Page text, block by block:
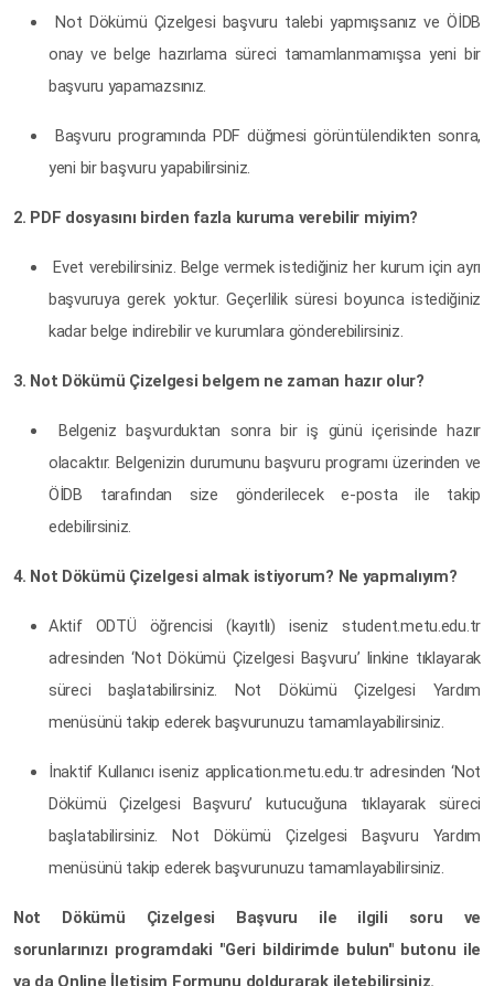
Not Dökümü Çizelgesi başvuru talebi yapmışsanız ve ÖİDB
onay ve belge hazırlama süreci tamamlanmamışsa yeni bir
başvuru yapamazsınız.
Başvuru programında PDF düğmesi görüntülendikten sonra,
yeni bir başvuru yapabilirsiniz.
2. PDF dosyasını birden fazla kuruma verebilir miyim?
Evet verebilirsiniz. Belge vermek istediğiniz her kurum için ayrı
başvuruya gerek yoktur. Geçerlilik süresi boyunca istediğiniz
kadar belge indirebilir ve kurumlara gönderebilirsiniz.
3. Not Dökümü Çizelgesi belgem ne zaman hazır olur?
Belgeniz başvurduktan sonra bir iş günü içerisinde hazır
olacaktır. Belgenizin durumunu başvuru programı üzerinden ve
ÖİDB tarafından size gönderilecek e-posta ile takip
edebilirsiniz.
4. Not Dökümü Çizelgesi almak istiyorum? Ne yapmalıyım?
Aktif ODTÜ öğrencisi (kayıtlı) iseniz student.metu.edu.tr
adresinden ‘Not Dökümü Çizelgesi Başvuru’ linkine tıklayarak
süreci başlatabilirsiniz. Not Dökümü Çizelgesi Yardım
menüsünü takip ederek başvurunuzu tamamlayabilirsiniz.
İnaktif Kullanıcı iseniz application.metu.edu.tr adresinden ‘Not
Dökümü Çizelgesi Başvuru’ kutucuğuna tıklayarak süreci
başlatabilirsiniz. Not Dökümü Çizelgesi Başvuru Yardım
menüsünü takip ederek başvurunuzu tamamlayabilirsiniz.
Not Dökümü Çizelgesi Başvuru ile ilgili soru ve
sorunlarınızı programdaki "Geri bildirimde bulun" butonu ile
ya da Online İletişim Formunu doldurarak iletebilirsiniz.